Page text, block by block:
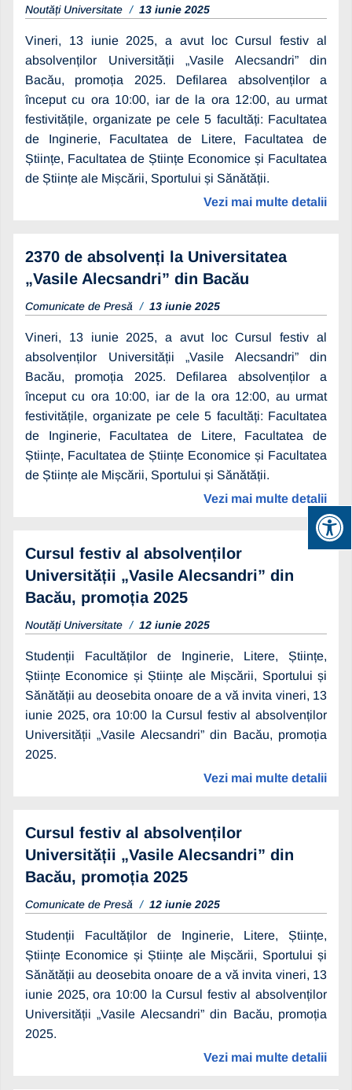
Noutăți Universitate 13 iunie 2025
Vineri, 13 iunie 2025, a avut loc Cursul festiv al
absolvenților Universității „Vasile Alecsandri” din
Bacău, promoția 2025. Defilarea absolvenților a
început cu ora 10:00, iar de la ora 12:00, au urmat
festivitățile, organizate pe cele 5 facultăți: Facultatea
de Inginerie, Facultatea de Litere, Facultatea de
Științe, Facultatea de Științe Economice și Facultatea
de Științe ale Mișcării, Sportului și Sănătății.
Vezi mai multe detalii
2370 de absolvenți la Universitatea
„Vasile Alecsandri” din Bacău
Comunicate de Presă 13 iunie 2025
Vineri, 13 iunie 2025, a avut loc Cursul festiv al
absolvenților Universității „Vasile Alecsandri” din
Bacău, promoția 2025. Defilarea absolvenților a
început cu ora 10:00, iar de la ora 12:00, au urmat
festivitățile, organizate pe cele 5 facultăți: Facultatea
de Inginerie, Facultatea de Litere, Facultatea de
Științe, Facultatea de Științe Economice și Facultatea
de Științe ale Mișcării, Sportului și Sănătății.
Vezi mai multe detalii
Cursul festiv al absolvenților
Universității „Vasile Alecsandri” din
Bacău, promoția 2025
Noutăți Universitate 12 iunie 2025
Studenții Facultăților de Inginerie, Litere, Științe,
Științe Economice și Științe ale Mișcării, Sportului și
Sănătății au deosebita onoare de a vă invita vineri, 13
iunie 2025, ora 10:00 la Cursul festiv al absolvenților
Universității „Vasile Alecsandri” din Bacău, promoția
2025.
Vezi mai multe detalii
Cursul festiv al absolvenților
Universității „Vasile Alecsandri” din
Bacău, promoția 2025
Comunicate de Presă 12 iunie 2025
Studenții Facultăților de Inginerie, Litere, Științe,
Științe Economice și Științe ale Mișcării, Sportului și
Sănătății au deosebita onoare de a vă invita vineri, 13
iunie 2025, ora 10:00 la Cursul festiv al absolvenților
Universității „Vasile Alecsandri” din Bacău, promoția
2025.
Vezi mai multe detalii